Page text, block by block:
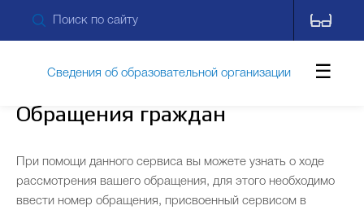
Обращения граждан
При помощи данного сервиса вы можете узнать о ходе
рассмотрения вашего обращения, для этого необходимо
ввести номер обращения, присвоенный сервисом в
Сведения об образовательной организации
Противодействие коррупции